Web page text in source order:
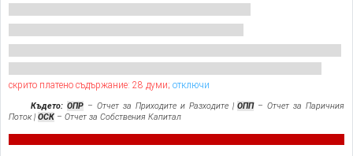
скрито платено съдържание: 28 думи; отключи
Където:ОПР – Отчет за Приходите и Разходите |ОПП– Отчет за Паричния
Поток | ОСК – Отчет за Собствения Капитал